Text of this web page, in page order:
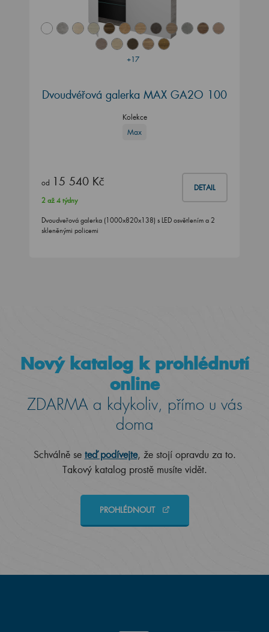
+17
Dvoudvéřová galerka MAX GA2O 100
Kolekce
Max
od 15 540 Kč DETAIL
2 až 4 týdny
Dvoudveřová galerka (1000x820x138) s LED osvětlením a 2
skleněnými policemi
Nový katalog k prohlédnutí
online
ZDARMA a kdykoliv, přímo u vás
doma
Schválně se teď podívejte, že stojí opravdu za to.
Takový katalog prostě musíte vidět.
PROHLÉDNOUT